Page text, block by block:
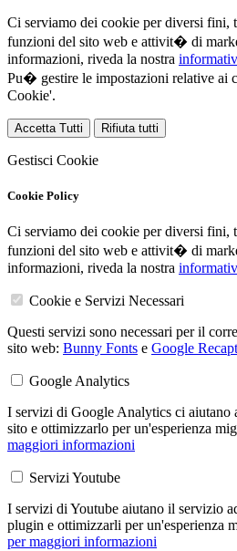
Ci serviamo dei cookie per diversi fini,
funzioni del sito web e attivit� di
informazioni, riveda la nostra
Pu� gestire le impostazioni relative ai
Cookie'.
Accetta Tutti Rifiuta tutti
Gestisci Cookie
Cookie Policy
Ci serviamo dei cookie per diversi fini,
funzioni del sito web e attivit� di
informazioni, riveda la nostra
Cookie e Servizi Necessari
Questi servizi sono necessari per il
sito web: Bunny Fonts e Google
Google Analytics
I servizi di Google Analytics ci aiutano
sito e ottimizzarlo per un'esperienza
maggiori informazioni
Servizi Youtube
I servizi di Youtube aiutano il servizio
plugin e ottimizzarli per un'esperienza
per maggiori informazioni